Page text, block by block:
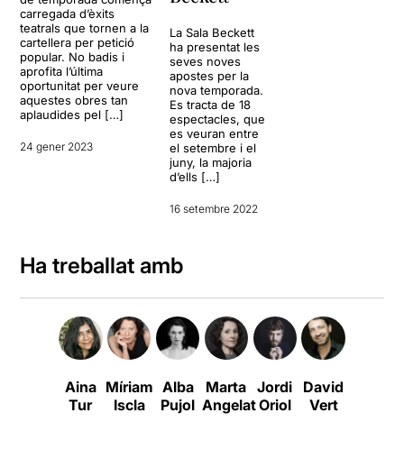
carregada d’èxits
teatrals que tornen a la
cartellera per petició
popular. No badis i
aprofita l’última
oportunitat per veure
aquestes obres tan
aplaudides pel […]
24 gener 2023
La Sala Beckett
ha presentat les
seves noves
apostes per la
nova temporada.
Es tracta de 18
espectacles, que
es veuran entre
el setembre i el
juny, la majoria
d’ells […]
16 setembre 2022
Ha treballat amb
Aina
Tur
Míriam
Iscla
Alba
Pujol
Marta
Angelat
Jordi
Oriol
David
Vert